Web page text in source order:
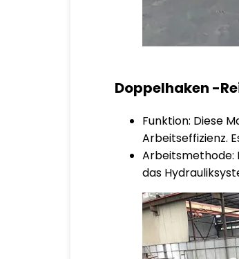
Doppelhaken -
Funktion: Diese
Arbeitseffizienz.
Arbeitsmethode:
das